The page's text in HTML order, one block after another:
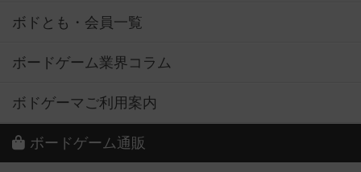
ボドとも・会員一覧
ボードゲーム業界コラム
ボドゲーマご利用案内
ボードゲーム通販